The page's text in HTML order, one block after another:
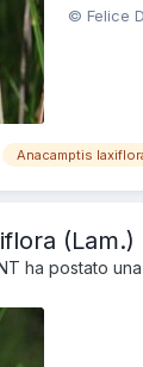
© Felice
Anacamptis
ha postato